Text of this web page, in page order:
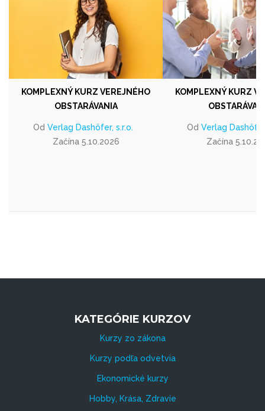
KOMPLEXNÝ KURZ VEREJNÉHO
OBSTARÁVANIA
Od Verlag Dashöfer, s.r.o.
Začína 5.10.2026
KOMPLEXNÝ KURZ
Od Verlag
Začína
KATEGÓRIE KURZOV
Kurzy zo zákona
Kurzy podľa odvetvia
Ekonomické kurzy
Hobby, Krása, Zdravie